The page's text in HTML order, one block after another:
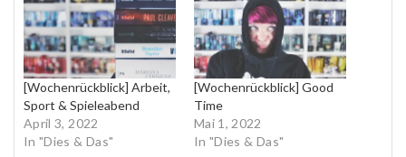
[Wochenrückblick] Arbeit,
Sport & Spieleabend
April 3, 2022
In "Dies & Das"
[Wochenrückblick] Good
Time
Mai 1, 2022
In "Dies & Das"